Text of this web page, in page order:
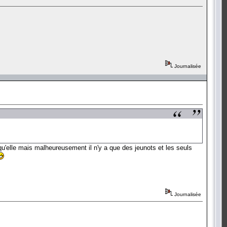
Journalisée
mais malheureusement il n'y a que des jeunots et les seuls
Journalisée